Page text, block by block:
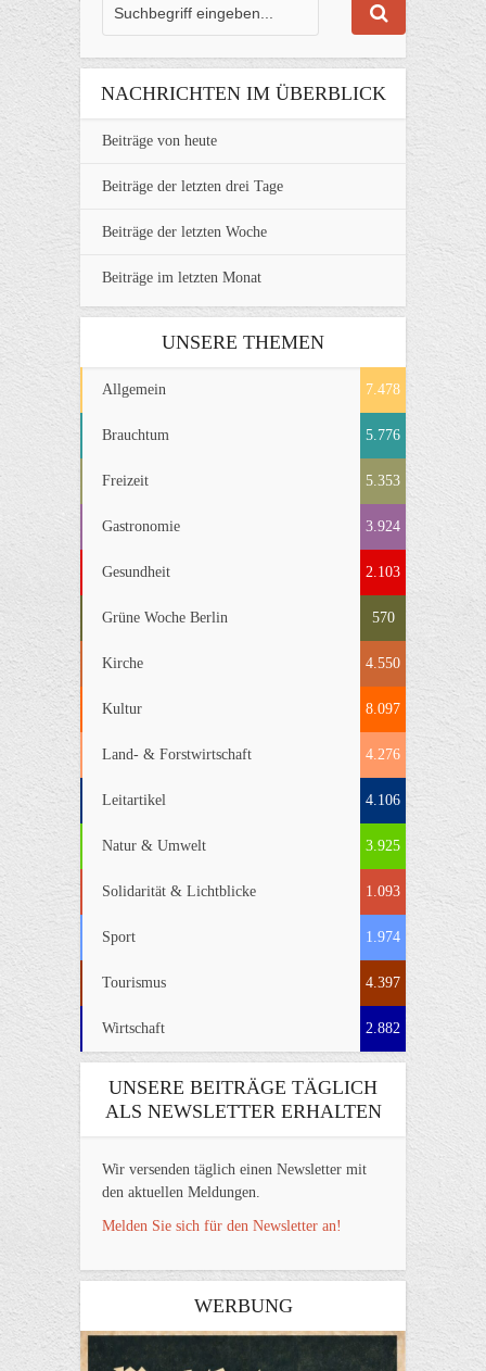
NACHRICHTEN IM ÜBERBLICK
Beiträge von heute
Beiträge der letzten drei Tage
Beiträge der letzten Woche
Beiträge im letzten Monat
UNSERE THEMEN
Allgemein 7.478
Brauchtum 5.776
Freizeit 5.353
Gastronomie 3.924
Gesundheit 2.103
Grüne Woche Berlin 570
Kirche 4.550
Kultur 8.097
Land- & Forstwirtschaft 4.276
Leitartikel 4.106
Natur & Umwelt 3.925
Solidarität & Lichtblicke 1.093
Sport 1.974
Tourismus 4.397
Wirtschaft 2.882
UNSERE BEITRÄGE TÄGLICH
ALS NEWSLETTER ERHALTEN
Wir versenden täglich einen Newsletter mit
den aktuellen Meldungen.
Melden Sie sich für den Newsletter an!
WERBUNG